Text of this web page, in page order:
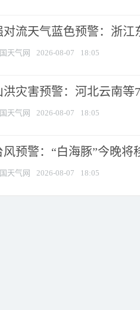
对流天气蓝色预警：浙江
天气网 2026-08-07 18:05
洪灾害预警：河北云南
天气网 2026-08-07 18:05
风预警：“白海豚”今晚将
天气网 2026-08-07 18:05